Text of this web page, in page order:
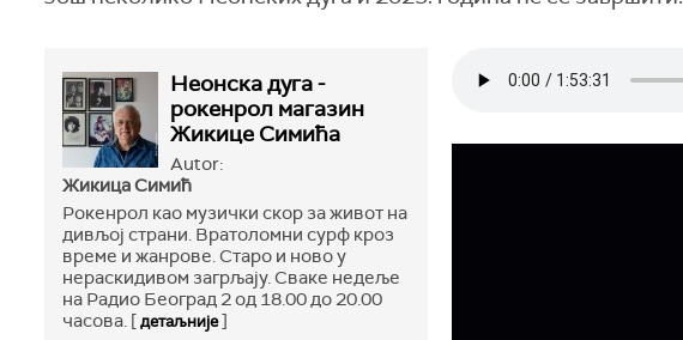
Неонска дуга -
рокенрол магазин
Жикице Симића
Autor:
Жикица Симић
Рокенрол као музички скор за живот на
дивљој страни. Вратоломни сурф кроз
време и жанрове. Старо и ново у
нераскидивом загрљају. Сваке недеље
на Радио Београд 2 од 18.00 до 20.00
часова. [детаљније]